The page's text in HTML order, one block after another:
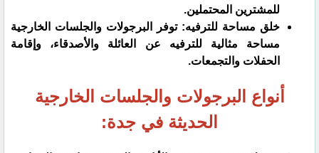
للمشترين المحتملين.
خلق مساحة للترفيه: توفر البرجولات والجلسات الخارجية
مساحة مثالية للترفيه عن العائلة والأصدقاء، وإقامة
الحفلات والتجمعات.
أنواع البرجولات والجلسات الخارجية
الحديثة في جدة: